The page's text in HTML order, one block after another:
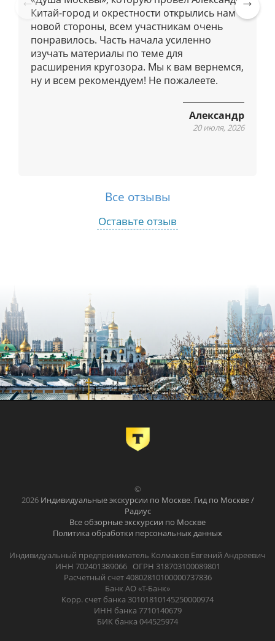
кPre
vio
us
Китай-город и окрестности открылись нам с
новой стороны, всем участникам очень
понравилось. Часть начала усиленно
изучать материалы по теме для
расширения кругозора. Мы к вам вернемся,
ну и всем рекомендуем! Не пожалеете.
Александр
20 июля, 2026
Ne
Все отзывы
Оставьте отзыв
©
2026 Индивидуальные экскурсии по Москве. Гид по Москве /
Радиус
Все обзорные экскурсии по Москве
Политика обработки персональных данных
Индивидуальный предприниматель Колмаков Евгений Андреевич
ИНН 702401389066 ОГРН 318703100089801
Расчетный счет 40802810100000737836
Банк АО «Т-Банк»
Корр. счет банка 30101810145250000974
ИНН банка 7710140679
БИК банка 044525974